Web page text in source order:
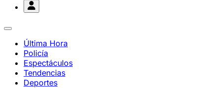
Última Hora
Policía
Espectáculos
Tendencias
Deportes